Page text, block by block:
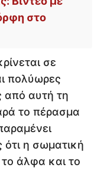
στο
σε
πολύωρες
από αυτή τη
το πέρασμα
ότι η σωματική
το άλφα και το